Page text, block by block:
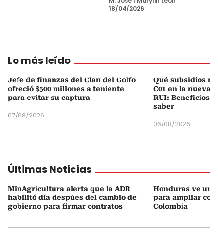
18/04/2026
Lo más leído
Jefe de finanzas del Clan del Golfo
ofreció $500 millones a teniente
para evitar su captura
07/08/2026
Qué subsidios
C01 en la nueva
RUI: Beneficios
saber
06/08/2026
Últimas Noticias
MinAgricultura alerta que la ADR
habilitó día despúes del cambio de
gobierno para firmar contratos
Honduras ve
para ampliar
Colombia